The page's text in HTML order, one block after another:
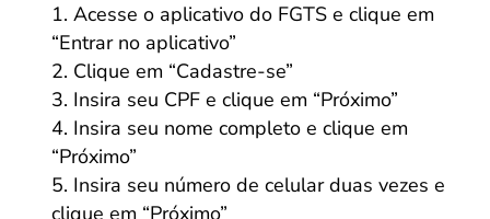
Acesse o aplicativo do FGTS e clique em
“Entrar no aplicativo”
Clique em “Cadastre-se”
Insira seu CPF e clique em “Próximo”
Insira seu nome completo e clique em
“Próximo”
Insira seu número de celular duas vezes e
clique em “Próximo”